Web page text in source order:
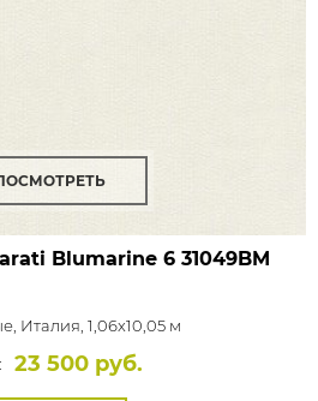
Blumarine 631049BM
Италия, 1,06x10,05 м
23 500 руб.